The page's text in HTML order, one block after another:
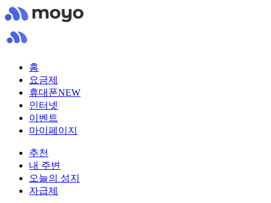
홈
요금제
휴대폰NEW
인터넷
이벤트
마이페이지
추천
내 주변
오늘의 성지
자급제